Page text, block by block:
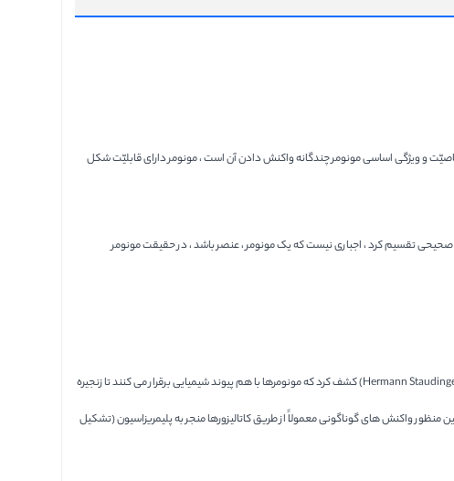
و ویژگی اساسی مونومر چندگانه واکنش دادن آن است ، مونومر دارای قابلیّت شکل
صحیحی تقسیم کرد ، اجباری نیست که یک مونومر ، عنصر باشد ، در حقیقت مونومر
مونومرها اساس ماکرومولکول هایی را شکل می دهند که عمر را حفظ می کنند و مواد مورد نیاز ساخته های بشری را کامل می کنند. دانشمندی به نام هرمان استودینجر (Hermann Staudinger) کشف کرد که مونومرها با هم پیوند شیمیایی برقرار می کنند تا زنجیره
واکنش های گوناگونی معمولاً از طریق کاتالیزورها منجر به پلیمریزاسیون (تشکیل